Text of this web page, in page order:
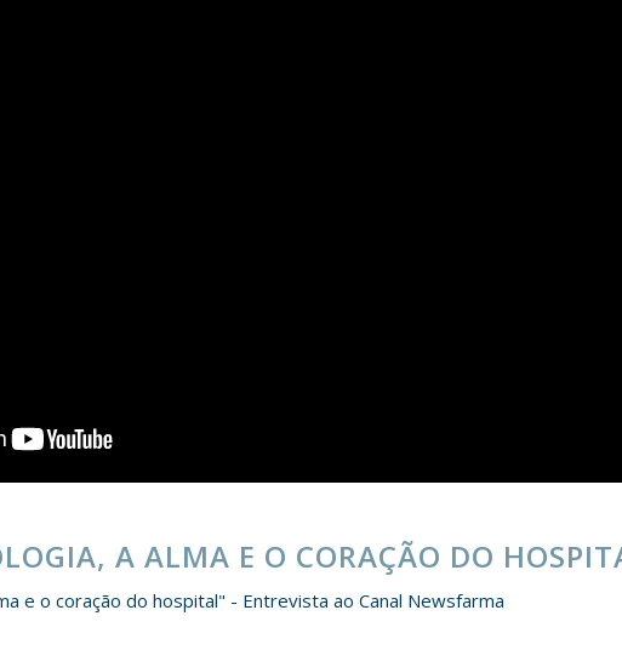
A ALMA E O CORAÇÃO DO
e o coração do hospital" - Entrevista ao Canal Newsfarma